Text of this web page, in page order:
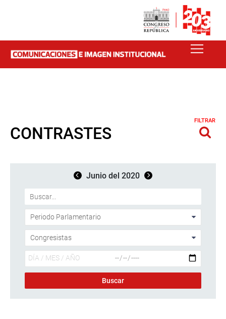
CONTRASTES
FILTRAR
Junio del 2020